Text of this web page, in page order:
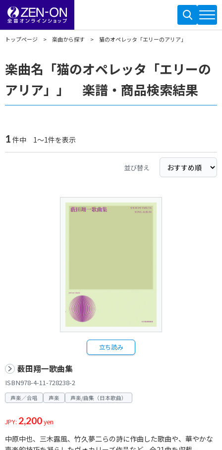
トップページ 楽曲から探す 猫のオペレッタ「エリーのアリア」
楽曲名「猫のオペレッタ「エリーの
アリア」」 楽譜・商品検索結果
1 件中 1～1件を表示
並び替え
立ち読み
薮田翔一歌曲集
ISBN978-4-11-728238-2
声楽／合唱 声楽 声楽/曲集（日本歌曲）
JPY: 2,200yen
中原中也、三木露風、竹久夢二らの詩に作曲した歌曲や、華やかな